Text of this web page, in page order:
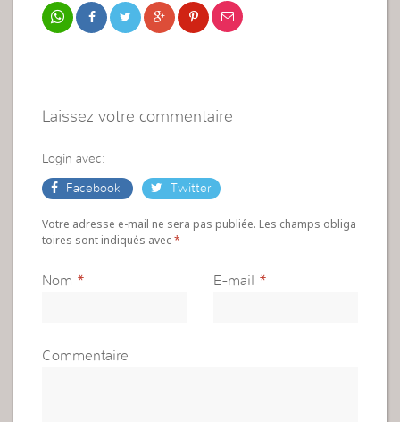
Laissez votre commentaire
Login avec:
Facebook Twitter
Votre adresse e-mail ne sera pas publiée. Les champs obliga
toires sont indiqués avec*
Nom * E-mail *
Commentaire